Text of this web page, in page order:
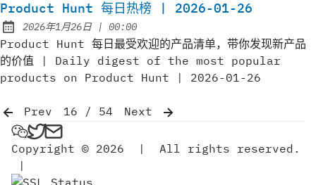
Product Hunt 每日热榜 | 2026-01-26
Published:
2026年1月26日| at
00:00
Product Hunt 每日最受欢迎的产品清单，带你发现新产品
的价值 | Daily digest of the most popular
products on Product Hunt | 2026-01-26
Prev 16 / 54
Next
弗雷FREE on Wechat
弗雷FREE on Twitter
Send an email to 弗雷free
Copyright © 2026
|
All rights reserved.
|